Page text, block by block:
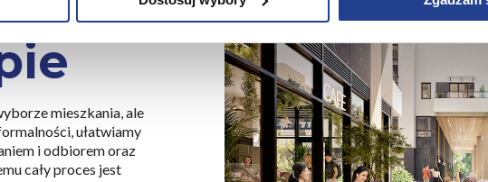
cookie. Wykorzystujemy pliki cookie do spersonalizowania treści i
i analizować ruch w naszej witrynie. Korzystamy z konwersji
z naszej witryny, udostępniamy partnerom społecznościowym,
połączyć te informacje z innymi danymi otrzymanymi od Ciebie lub
mieszkania, ale
ułatwiamy
i odbiorem oraz
cały proces jest